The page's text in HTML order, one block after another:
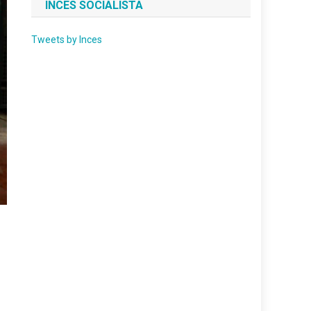
INCES SOCIALISTA
Tweets by Inces